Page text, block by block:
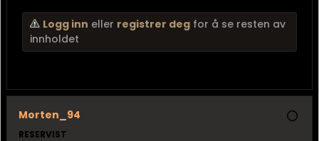
Logg inn eller registrer deg for å se resten av
innholdet
Morten_94
RESERVIST